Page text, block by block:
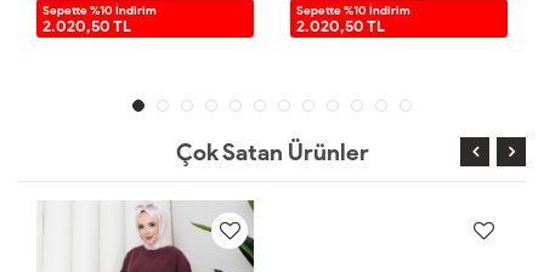
Sepette %10 İndirim
2.020,50 TL
Sepette %10 İndirim
2.020,50 TL
Çok Satan Ürünler